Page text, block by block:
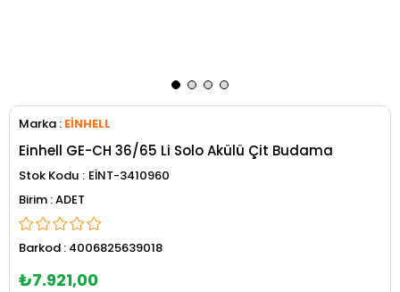
Marka : EİNHELL
Einhell GE-CH 36/65 Li Solo Akülü Çit Budama
Stok Kodu
EİNT-3410960
ADET
Barkod : 4006825639018
₺7.921,00